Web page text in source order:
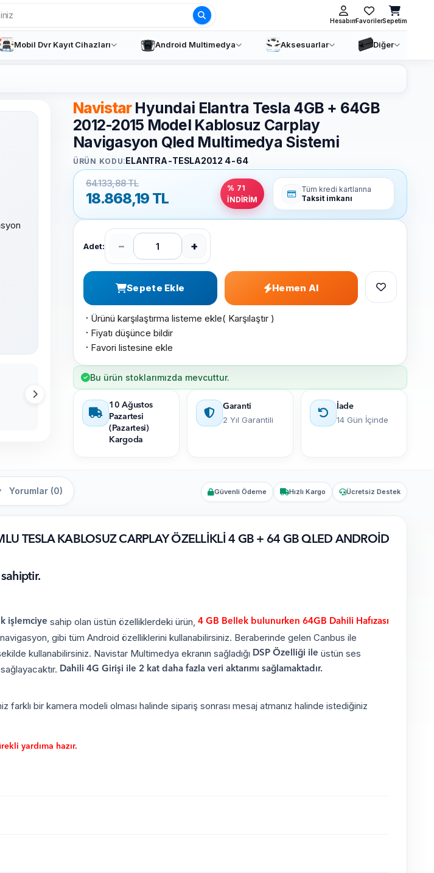
Ara HesabımFavorilerSepetim
Mobil Dvr Kayıt Cihazları Android Multimedya Aksesuarlar Diğer
NavistarHyundai Elantra Tesla 4GB + 64GB
2012-2015 Model Kablosuz Carplay
Navigasyon Qled Multimedya Sistemi
ÜRÜN KODU:ELANTRA-TESLA2012 4-64
64.133,88 TL
18.868,19 TL
% 71
İNDİRİM
Tüm kredi kartlarına
Taksit imkanı
Adet: − +
Sepete Ekle Hemen Al
· Ürünü karşılaştırma listeme ekle( Karşılaştır )
· Fiyatı düşünce bildir
· Favori listesine ekle
Bu ürün stoklarımızda mevcuttur.
10 Ağustos
Pazartesi
(Pazartesi)
Kargoda
Garanti
2 Yıl Garantili
İade
14 Gün İçinde
Yorumlar (0) Güvenli Ödeme Hızlı Kargo Ücretsiz Destek
TESLA KABLOSUZ CARPLAY ÖZELLİKLİ 4 GB + 64 GB QLED ANDROİD
işlemciye sahip olan üstün özelliklerdeki ürün, 4 GB Bellek bulunurken 64GB Dahili Hafızası
gibi tüm Android özelliklerini kullanabilirsiniz. Beraberinde gelen Canbus ile
kullanabilirsiniz. Navistar Multimedya ekranın sağladığı DSP Özelliği ile üstün ses
Dahili 4G Girişi ile 2 kat daha fazla veri aktarımı sağlamaktadır.
bir kamera modeli olması halinde sipariş sonrası mesaj atmanız halinde istediğiniz
yardıma hazır.